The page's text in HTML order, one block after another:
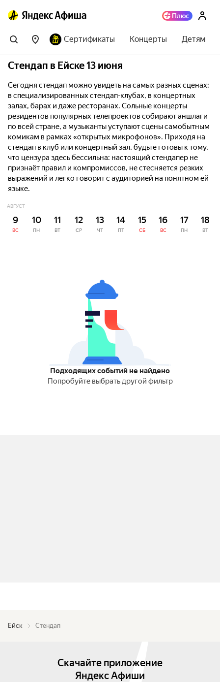
Сертификаты Концерты Детям
Стендап в Ейске 13 июня
Сегодня стендап можно увидеть на самых разных сценах:
в специализированных стендап-клубах, в концертных
залах, барах и даже ресторанах. Сольные концерты
резидентов популярных телепроектов собирают аншлаги
по всей стране, а музыканты уступают сцены самобытным
комикам в рамках «открытых микрофонов». Приходя на
стендап в клуб или концертный зал, будьте готовы к тому,
что цензура здесь бессильна: настоящий стендапер не
признаёт правил и компромиссов, не стесняется резких
выражений и легко говорит с аудиторией на понятном ей
языке.
АВГУСТ
9
ВС
10
ПН
11
ВТ
12
СР
13
ЧТ
14
ПТ
15
СБ
16
ВС
17
ПН
18
ВТ
Подходящих событий не найдено
Попробуйте выбрать другой фильтр
Ейск Стендап
Скачайте приложение
Яндекс Афиши